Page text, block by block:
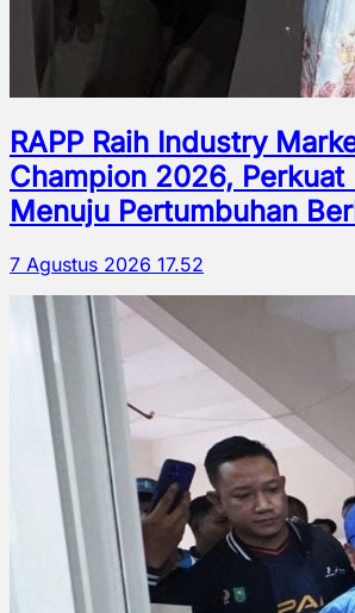
RAPP Raih Industry
Champion 2026, Perkuat
Menuju Pertumbuhan
7 Agustus 2026 17.52